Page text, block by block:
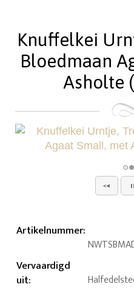
Knuffelkei
Bloedmaan
Asholte
Artikelnummer:
Vervaardigd
uit: